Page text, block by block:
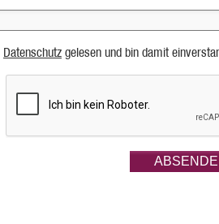
Datenschutz gelesen und bin damit